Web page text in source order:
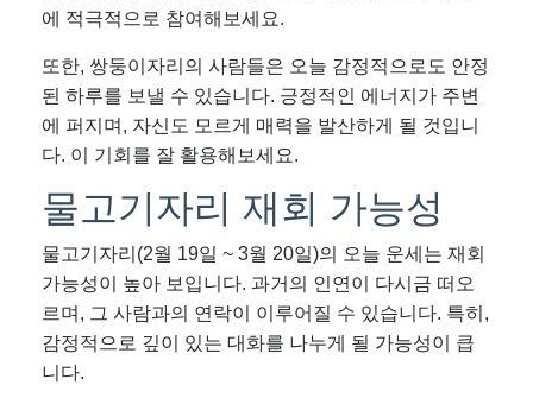
에 적극적으로 참여해보세요.
또한, 쌍둥이자리의 사람들은 오늘 감정적으로도 안정
된 하루를 보낼 수 있습니다. 긍정적인 에너지가 주변
에 퍼지며, 자신도 모르게 매력을 발산하게 될 것입니
다. 이 기회를 잘 활용해보세요.
물고기자리 재회 가능성
물고기자리(2월 19일 ~ 3월 20일)의 오늘 운세는 재회
가능성이 높아 보입니다. 과거의 인연이 다시금 떠오
르며, 그 사람과의 연락이 이루어질 수 있습니다. 특히,
감정적으로 깊이 있는 대화를 나누게 될 가능성이 큽
니다.